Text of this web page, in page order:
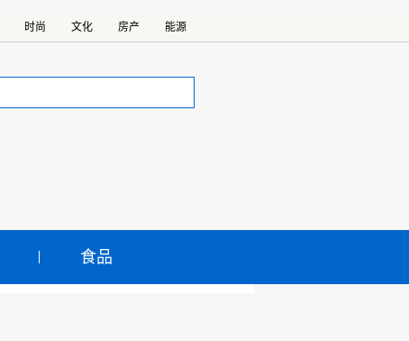
时尚 文化 房产 能源
食品